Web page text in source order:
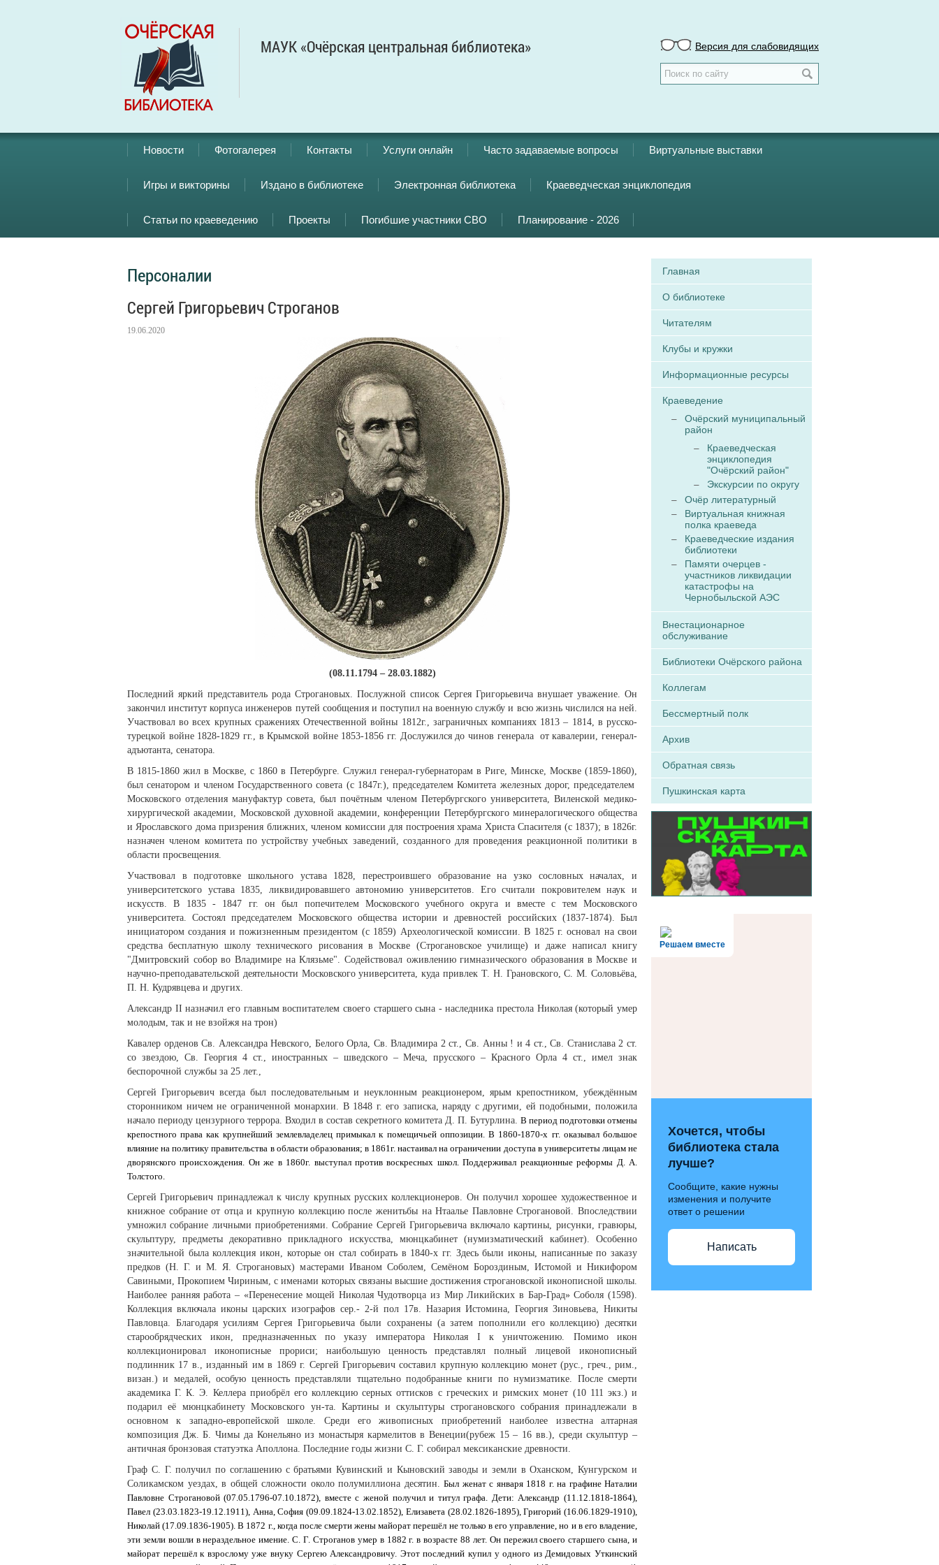
МАУК «Очёрская центральная библиотека» Версия для слабовидящих
Новости Фотогалерея Контакты Услуги онлайн Часто задаваемые вопросы Виртуальные выставки
Игры и викторины Издано в библиотеке Электронная библиотека Краеведческая энциклопедия
Статьи по краеведению Проекты Погибшие участники СВО Планирование - 2026
Персоналии
Сергей Григорьевич Строганов
19.06.2020
(08.11.1794 – 28.03.1882)
Последний яркий представитель рода Строгановых. Послужной список Сергея Григорьевича внушает уважение. Он
закончил институт корпуса инженеров путей сообщения и поступил на военную службу и всю жизнь числился на ней.
Участвовал во всех крупных сражениях Отечественной войны 1812г., заграничных компаниях 1813 – 1814, в русско-
турецкой войне 1828-1829 гг., в Крымской войне 1853-1856 гг. Дослужился до чинов генерала от кавалерии, генерал-
адъютанта, сенатора.
В 1815-1860 жил в Москве, с 1860 в Петербурге. Служил генерал-губернаторам в Риге, Минске, Москве (1859-1860),
был сенатором и членом Государственного совета (с 1847г.), председателем Комитета железных дорог, председателем
Московского отделения мануфактур совета, был почётным членом Петербургского университета, Виленской медико-
хирургической академии, Московской духовной академии, конференции Петербургского минералогического общества
и Ярославского дома призрения ближних, членом комиссии для построения храма Христа Спасителя (с 1837); в 1826г.
назначен членом комитета по устройству учебных заведений, созданного для проведения реакционной политики в
области просвещения.
Участвовал в подготовке школьного устава 1828, перестроившего образование на узко сословных началах, и
университетского устава 1835, ликвидировавшего автономию университетов. Его считали покровителем наук и
искусств. В 1835 - 1847 гг. он был попечителем Московского учебного округа и вместе с тем Московского
университета. Состоял председателем Московского общества истории и древностей российских (1837-1874). Был
инициатором создания и пожизненным президентом (с 1859) Археологической комиссии. В 1825 г. основал на свои
средства бесплатную школу технического рисования в Москве (Строгановское училище) и даже написал книгу
"Дмитровский собор во Владимире на Клязьме". Содействовал оживлению гимназического образования в Москве и
научно-преподавательской деятельности Московского университета, куда привлек Т. Н. Грановского, С. М. Соловьёва,
П. Н. Кудрявцева и других.
Александр II назначил его главным воспитателем своего старшего сына - наследника престола Николая (который умер
молодым, так и не взойжя на трон)
Кавалер орденов Св. Александра Невского, Белого Орла, Св. Владимира 2 ст., Св. Анны ! и 4 ст., Св. Станислава 2 ст.
со звездою, Св. Георгия 4 ст., иностранных – шведского – Меча, прусского – Красного Орла 4 ст., имел знак
беспорочной службы за 25 лет.,
Сергей Григорьевич всегда был последовательным и неуклонным реакционером, ярым крепостником, убеждённым
сторонником ничем не ограниченной монархии. В 1848 г. его записка, наряду с другими, ей подобными, положила
начало периоду цензурного террора. Входил в состав секретного комитета Д. П. Бутурлина. В период подготовки отмены
крепостного права как крупнейший землевладелец примыкал к помещичьей оппозиции. В 1860-1870-х гг. оказывал большое
влияние на политику правительства в области образования; в 1861г. настаивал на ограничении доступа в университеты лицам не
дворянского происхождения. Он же в 1860г. выступал против воскресных школ. Поддерживал реакционные реформы Д. А.
Толстого.
Сергей Григорьевич принадлежал к числу крупных русских коллекционеров. Он получил хорошее художественное и
книжное собрание от отца и крупную коллекцию после женитьбы на Нтаалье Павловне Строгановой. Впоследствии
умножил собрание личными приобретениями. Собрание Сергей Григорьевича включало картины, рисунки, гравюры,
скульптуру, предметы декоративно прикладного искусства, мюнцкабинет (нумизматический кабинет). Особенно
значительной была коллекция икон, которые он стал собирать в 1840-х гг. Здесь были иконы, написанные по заказу
предков (Н. Г. и М. Я. Строгановых) мастерами Иваном Соболем, Семёном Бороздиным, Истомой и Никифором
Савиными, Прокопием Чириным, с именами которых связаны высшие достижения строгановской иконописной школы.
Наиболее ранняя работа – «Перенесение мощей Николая Чудотворца из Мир Ликийских в Бар-Град» Соболя (1598).
Коллекция включала иконы царских изографов сер.- 2-й пол 17в. Назария Истомина, Георгия Зиновьева, Никиты
Павловца. Благодаря усилиям Сергея Григорьевича были сохранены (а затем пополнили его коллекцию) десятки
старообрядческих икон, предназначенных по указу императора Николая I к уничтожению. Помимо икон
коллекционировал иконописные прориси; наибольшую ценность представлял полный лицевой иконописный
подлинник 17 в., изданный им в 1869 г. Сергей Григорьевич составил крупную коллекцию монет (рус., греч., рим.,
визан.) и медалей, особую ценность представляли тщательно подобранные книги по нумизматике. После смерти
академика Г. К. Э. Келлера приобрёл его коллекцию серных оттисков с греческих и римских монет (10 111 экз.) и
подарил её мюнцкабинету Московского ун-та. Картины и скульптуры строгановского собрания принадлежали в
основном к западно-европейской школе. Среди его живописных приобретений наиболее известна алтарная
композиция Дж. Б. Чимы да Конельяно из монастыря кармелитов в Венеции(рубеж 15 – 16 вв.), среди скульптур –
античная бронзовая статуэтка Аполлона. Последние годы жизни С. Г. собирал мексиканские древности.
Граф С. Г. получил по соглашению с братьями Кувинский и Кыновский заводы и земли в Оханском, Кунгурском и
Соликамском уездах, в общей сложности около полумиллиона десятин. Был женат с января 1818 г. на графине Наталии
Павловне Строгановой (07.05.1796-07.10.1872), вместе с женой получил и титул графа. Дети: Александр (11.12.1818-1864),
Павел (23.03.1823-19.12.1911), Анна, София (09.09.1824-13.02.1852), Елизавета (28.02.1826-1895), Григорий (16.06.1829-1910),
Николай (17.09.1836-1905). В 1872 г., когда после смерти жены майорат перешёл не только в его управление, но и в его владение,
эти земли вошли в нераздельное имение. С. Г. Строганов умер в 1882 г. в возрасте 88 лет. Он пережил своего старшего сына, и
майорат перешёл к взрослому уже внуку Сергею Александровичу. Этот последний купил у одного из Демидовых Уткинский
Главная
О библиотеке
Читателям
Клубы и кружки
Информационные ресурсы
Краеведение
Очёрский муниципальный
район
Краеведческая
энциклопедия
"Очёрский район"
Экскурсии по округу
Очёр литературный
Виртуальная книжная
полка краеведа
Краеведческие издания
библиотеки
Памяти очерцев -
участников ликвидации
катастрофы на
Чернобыльской АЭС
Внестационарное
обслуживание
Библиотеки Очёрского района
Коллегам
Бессмертный полк
Архив
Обратная связь
Пушкинская карта
Решаем вместе
Хочется, чтобы
библиотека стала
лучше?
Сообщите, какие нужны
изменения и получите
ответ о решении
Написать